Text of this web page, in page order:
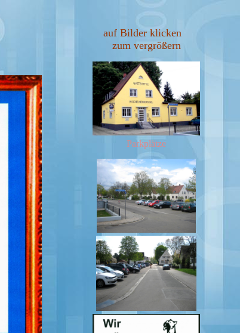
auf Bilder klicken
zum vergrößern
Parkplätze